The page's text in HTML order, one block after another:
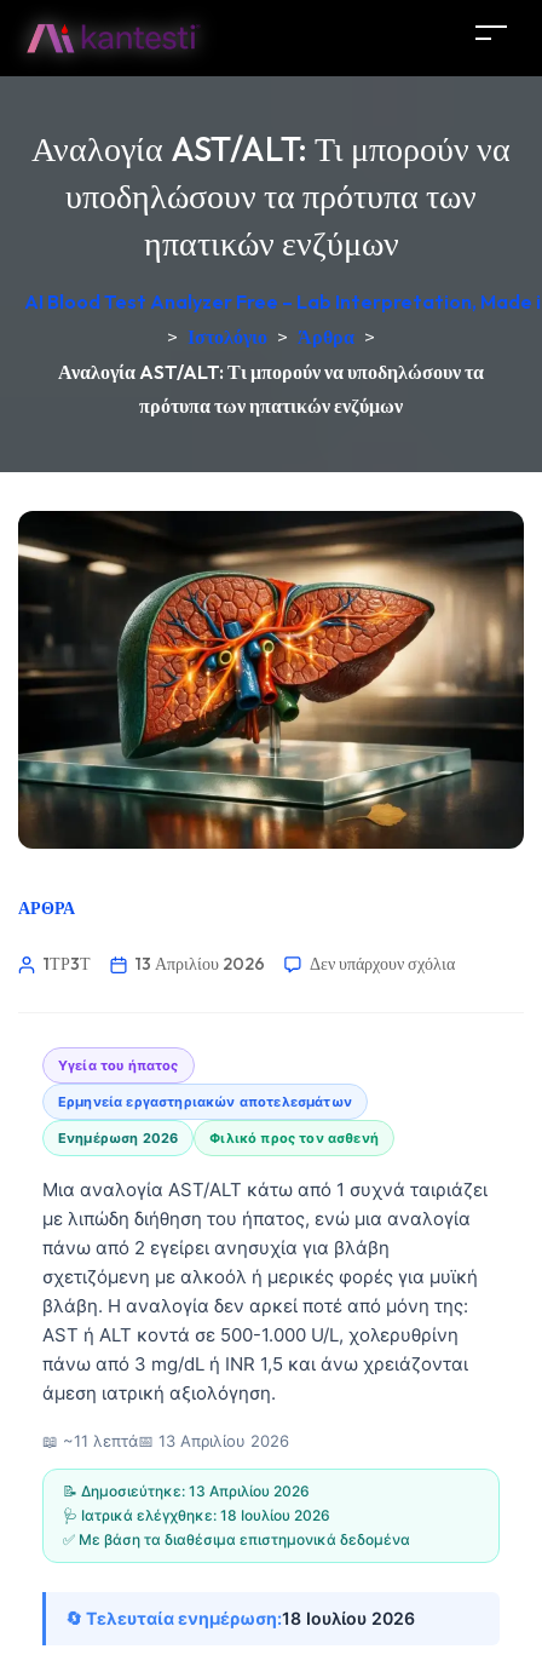
Αναλογία AST/ALT: Τι μπορούν να
υποδηλώσουν τα πρότυπα των
ηπατικών ενζύμων
AI Blood Test Analyzer Free – Lab Interpretation, Made
> Ιστολόγιο > Άρθρα >
Αναλογία AST/ALT: Τι μπορούν να υποδηλώσουν τα
πρότυπα των ηπατικών ενζύμων
ΆΡΘΡΑ
1ΤΡ3Τ 13 Απριλίου 2026 Δεν υπάρχουν σχόλια
Υγεία του ήπατος
Ερμηνεία εργαστηριακών αποτελεσμάτων
Ενημέρωση 2026 Φιλικό προς τον ασθενή
Μια αναλογία AST/ALT κάτω από 1 συχνά ταιριάζει
με λιπώδη διήθηση του ήπατος, ενώ μια αναλογία
πάνω από 2 εγείρει ανησυχία για βλάβη
σχετιζόμενη με αλκοόλ ή μερικές φορές για μυϊκή
βλάβη. Η αναλογία δεν αρκεί ποτέ από μόνη της:
AST ή ALT κοντά σε 500-1.000 U/L, χολερυθρίνη
πάνω από 3 mg/dL ή INR 1,5 και άνω χρειάζονται
άμεση ιατρική αξιολόγηση.
📖 ~11 λεπτά📅 13 Απριλίου 2026
📝 Δημοσιεύτηκε: 13 Απριλίου 2026
🩺 Ιατρικά ελέγχθηκε: 18 Ιουλίου 2026
✅ Με βάση τα διαθέσιμα επιστημονικά δεδομένα
🔄 Τελευταία ενημέρωση:18 Ιουλίου 2026